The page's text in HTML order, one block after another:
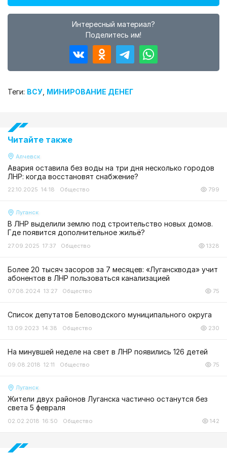
Интересный материал?
Поделитесь им!
Теги: ВСУ МИНИРОВАНИЕ ДЕНЕГ
Читайте также
Алчевск
Авария оставила без воды на три дня несколько городов
ЛНР: когда восстановят снабжение?
22.10.2025 14:18 Общество 799
Луганск
В ЛНР выделили землю под строительство новых домов.
Где появится дополнительное жильё?
27.09.2025 17:37 Общество 1328
Более 20 тысяч засоров за 7 месяцев: «Лугансквода» учит
абонентов в ЛНР пользоваться канализацией
07.08.2024 13:27 Общество 75
Список депутатов Беловодского муниципального округа
13.09.2023 14:38 Общество 230
На минувшей неделе на свет в ЛНР появились 126 детей
09.08.2018 12:11 Общество 75
Луганск
Жители двух районов Луганска частично останутся без
света 5 февраля
02.02.2018 16:50 Общество 142